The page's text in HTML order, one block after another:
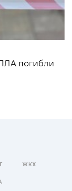
погибли
ЖКХ